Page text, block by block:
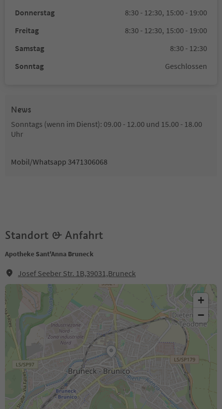
Donnerstag
8:30 - 12:30, 15:00 - 19:00
Freitag
8:30 - 12:30, 15:00 - 19:00
Samstag
8:30 - 12:30
Sonntag
Geschlossen
News
Sonntags (wenn im Dienst): 09.00 - 12.00 und 15.00 - 18.00
Uhr
Mobil/Whatsapp 3471306068
Standort & Anfahrt
Apotheke Sant'Anna Bruneck
Josef Seeber Str. 1B,39031,Bruneck
+
−